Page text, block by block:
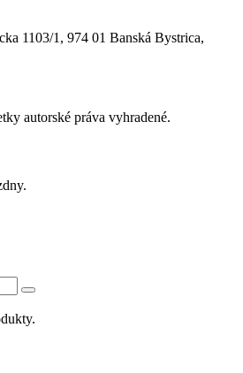
1103/1, 974 01 Banská Bystrica,
autorské práva vyhradené.